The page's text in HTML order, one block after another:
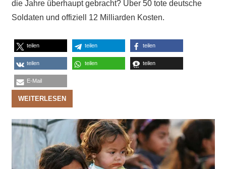
die Jahre überhaupt gebracht? Über 50 tote deutsche
Soldaten und offiziell 12 Milliarden Kosten.
teilen teilen teilen
teilen teilen teilen
E-Mail
WEITERLESEN